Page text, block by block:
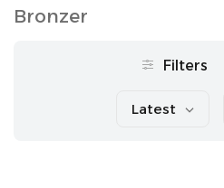
Bronzer
Filters
Latest